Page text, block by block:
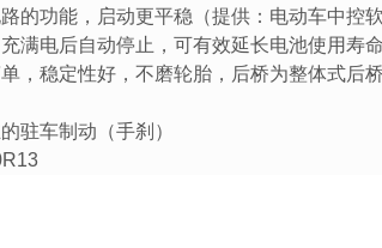
的功能，启动更平稳（提供：电动车中控软
满电后自动停止，可有效延长电池使用寿命
，稳定性好，不磨轮胎，后桥为整体式后
驻车制动（手刹）